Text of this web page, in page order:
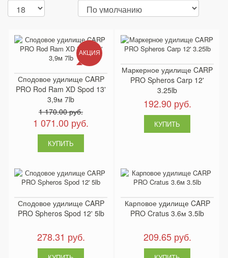
АКЦИЯ
Сподовое удилище CARP
PRO Rod Ram XD Spod 13'
3,9м 7lb
1 170.00 руб.
1 071.00 руб.
Маркерное удилище CARP
PRO Spheros Carp 12'
3.25lb
192.90 руб.
Сподовое удилище CARP
PRO Spheros Spod 12' 5lb
278.31 руб.
Карповое удилище CARP
PRO Cratus 3.6м 3.5lb
209.65 руб.